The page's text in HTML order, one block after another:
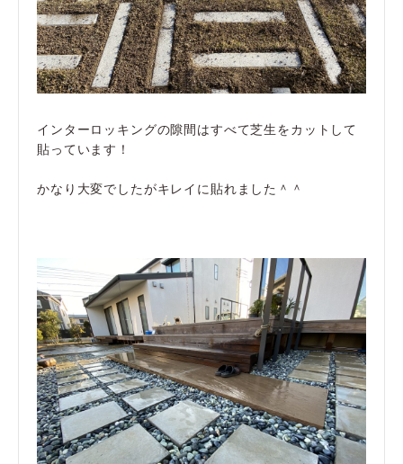
インターロッキングの隙間はすべて芝生をカットして
貼っています！
かなり大変でしたがキレイに貼れました＾＾